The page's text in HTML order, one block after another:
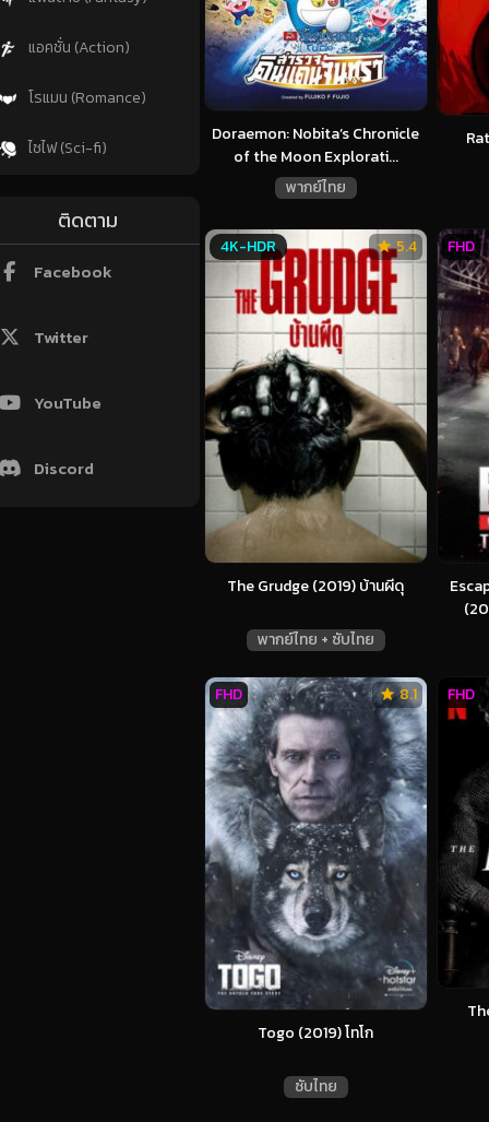
แอคชั่น (Action)
โรแมน (Romance)
ไซไฟ (Sci-fi)
ติดตาม
Facebook
Twitter
YouTube
Discord
Doraemon: Nobita’s Chronicle
of the Moon Explorati...
พากย์ไทย
The Grudge (2019) บ้านผีดุ
พากย์ไทย + ซับไทย
5.4
4K-HDR FHD
Togo (2019) โทโก
ซับไทย
8.1
FHD FHD